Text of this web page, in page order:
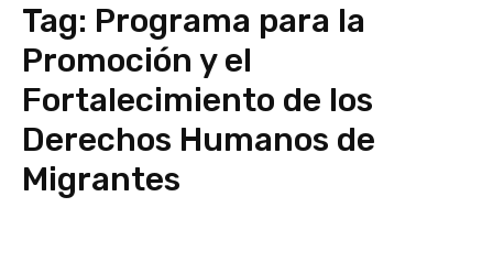
Tag: Programa para la
Promoción y el
Fortalecimiento de los
Derechos Humanos de
Migrantes